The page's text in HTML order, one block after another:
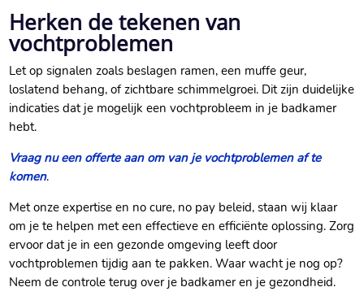
Herken de tekenen van
vochtproblemen
Let op signalen zoals beslagen ramen, een muffe geur,
loslatend behang, of zichtbare schimmelgroei. Dit zijn duidelijke
indicaties dat je mogelijk een vochtprobleem in je badkamer
hebt.
Vraag nu een offerte aan om van je vochtproblemen af te
komen.
Met onze expertise en no cure, no pay beleid, staan wij klaar
om je te helpen met een effectieve en efficiënte oplossing. Zorg
ervoor dat je in een gezonde omgeving leeft door
vochtproblemen tijdig aan te pakken. Waar wacht je nog op?
Neem de controle terug over je badkamer en je gezondheid.